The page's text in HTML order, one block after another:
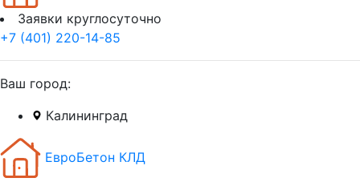
Заявки круглосуточно
+7 (401) 220-14-85
Ваш город:
Калининград
ЕвроБетон КЛД